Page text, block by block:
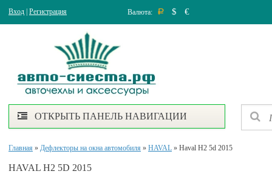
Вход Регистрация Валюта: Р $ €
ОТКРЫТЬ ПАНЕЛЬ НАВИГАЦИИ
Главная » Дефлекторы на окна автомобиля » HAVAL » Haval H2 5d 2015
HAVAL H2 5D 2015